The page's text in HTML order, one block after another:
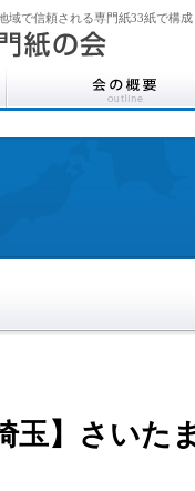
域で信頼される専門紙33紙で構成
玉】さい